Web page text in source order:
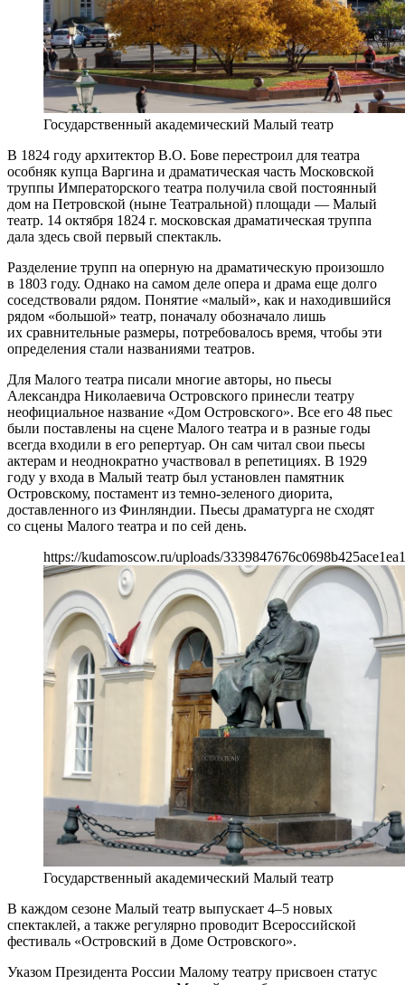
Государственный академический Малый театр
В 1824 году архитектор В.О. Бове перестроил для театра
особняк купца Варгина и драматическая часть Московской
труппы Императорского театра получила свой постоянный
дом на Петровской (ныне Театральной) площади — Малый
театр. 14 октября 1824 г. московская драматическая труппа
дала здесь свой первый спектакль.
Разделение трупп на оперную на драматическую произошло
в 1803 году. Однако на самом деле опера и драма еще долго
соседствовали рядом. Понятие «малый», как и находившийся
рядом «большой» театр, поначалу обозначало лишь
их сравнительные размеры, потребовалось время, чтобы эти
определения стали названиями театров.
Для Малого театра писали многие авторы, но пьесы
Александра Николаевича Островского принесли театру
неофициальное название «Дом Островского». Все его 48 пьес
были поставлены на сцене Малого театра и в разные годы
всегда входили в его репертуар. Он сам читал свои пьесы
актерам и неоднократно участвовал в репетициях. В 1929
году у входа в Малый театр был установлен памятник
Островскому, постамент из темно-зеленого диорита,
доставленного из Финляндии. Пьесы драматурга не сходят
со сцены Малого театра и по сей день.
https://kudamoscow.ru/uploads/
Государственный академический Малый театр
В каждом сезоне Малый театр выпускает 4–5 новых
спектаклей, а также регулярно проводит Всероссийской
фестиваль «Островский в Доме Островского».
Указом Президента России Малому театру присвоен статус